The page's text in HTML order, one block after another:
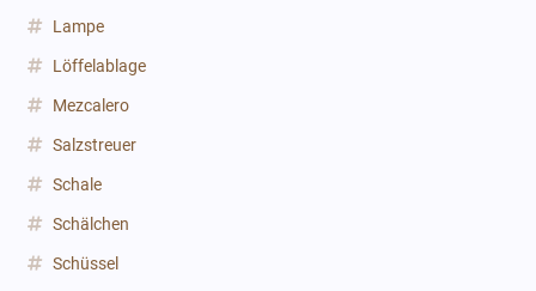
Lampe
Löffelablage
Mezcalero
Salzstreuer
Schale
Schälchen
Schüssel